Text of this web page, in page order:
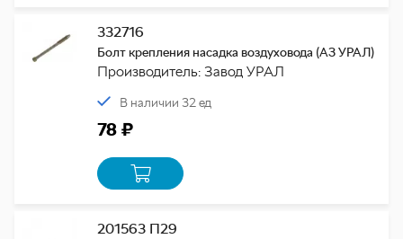
332716
Болт крепления насадка воздуховода (АЗ УРАЛ)
Производитель: Завод УРАЛ
В наличии 32 ед
78 ₽
201563 П29